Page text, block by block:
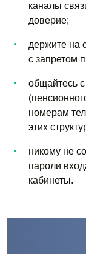
каналы
доверие;
держите на
с запретом
общайтесь
номерам
этих
никому не
пароли
кабинеты.